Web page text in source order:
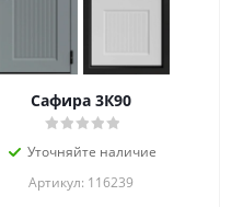
Сафира 3К90
Уточняйте наличие
Артикул: 116239